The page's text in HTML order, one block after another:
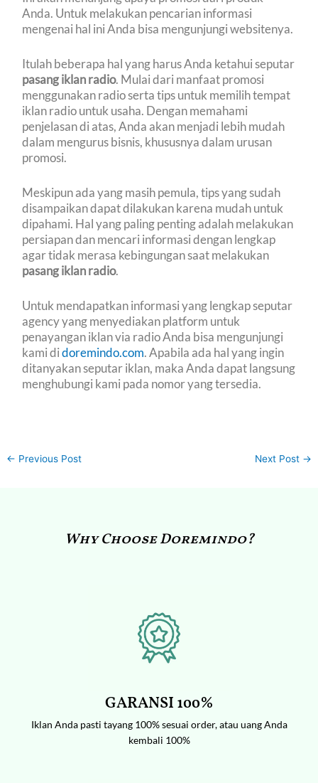
Anda. Untuk melakukan pencarian informasi
mengenai hal ini Anda bisa mengunjungi websitenya.
Itulah beberapa hal yang harus Anda ketahui seputar
pasang iklan radio. Mulai dari manfaat promosi
menggunakan radio serta tips untuk memilih tempat
iklan radio untuk usaha. Dengan memahami
penjelasan di atas, Anda akan menjadi lebih mudah
dalam mengurus bisnis, khususnya dalam urusan
promosi.
Meskipun ada yang masih pemula, tips yang sudah
disampaikan dapat dilakukan karena mudah untuk
dipahami. Hal yang paling penting adalah melakukan
persiapan dan mencari informasi dengan lengkap
agar tidak merasa kebingungan saat melakukan
pasang iklan radio.
Untuk mendapatkan informasi yang lengkap seputar
agency yang menyediakan platform untuk
penayangan iklan via radio Anda bisa mengunjungi
kami didoremindo.com. Apabila ada hal yang ingin
ditanyakan seputar iklan, maka Anda dapat langsung
menghubungi kami pada nomor yang tersedia.
← Previous Post Next Post →
Why Choose Doremindo?
GARANSI 100%
Iklan Anda pasti tayang 100% sesuai order, atau uang Anda
kembali 100%